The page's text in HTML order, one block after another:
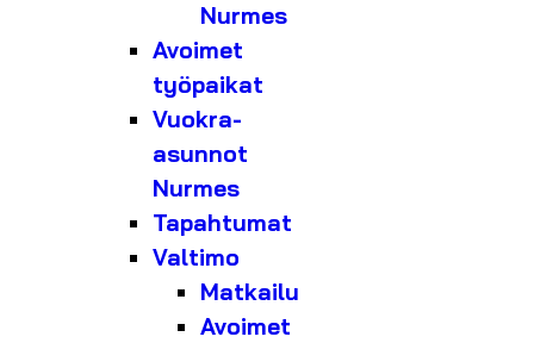
Nurmes
Avoimet
työpaikat
Vuokra-
asunnot
Nurmes
Tapahtumat
Valtimo
Matkailu
Avoimet